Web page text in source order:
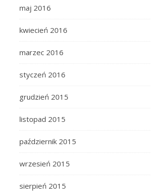
maj 2016
kwiecień 2016
marzec 2016
styczeń 2016
grudzień 2015
listopad 2015
październik 2015
wrzesień 2015
sierpień 2015